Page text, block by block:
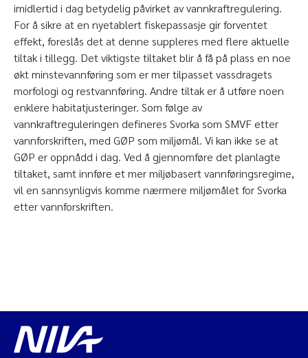
imidlertid i dag betydelig påvirket av vannkraftregulering.
For å sikre at en nyetablert fiskepassasje gir forventet
effekt, foreslås det at denne suppleres med flere aktuelle
tiltak i tillegg. Det viktigste tiltaket blir å få på plass en noe
økt minstevannføring som er mer tilpasset vassdragets
morfologi og restvannføring. Andre tiltak er å utføre noen
enklere habitatjusteringer. Som følge av
vannkraftreguleringen defineres Svorka som SMVF etter
vannforskriften, med GØP som miljømål. Vi kan ikke se at
GØP er oppnådd i dag. Ved å gjennomføre det planlagte
tiltaket, samt innføre et mer miljøbasert vannføringsregime,
vil en sannsynligvis komme nærmere miljømålet for Svorka
etter vannforskriften.